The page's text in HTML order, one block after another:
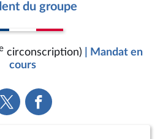
du groupe
circonscription)
| Mandat en
cours
la
Voir
la